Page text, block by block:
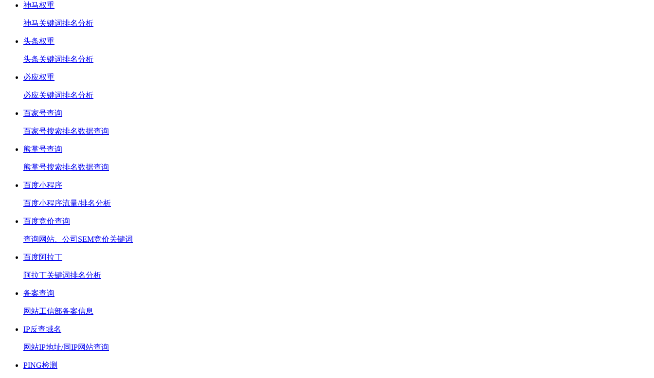
神马权重
神马关键词排名分析
头条权重
头条关键词排名分析
必应权重
必应关键词排名分析
百家号查询
百家号搜索排名数据查询
熊掌号查询
熊掌号搜索排名数据查询
百度小程序
百度小程序流量/排名分析
百度竞价查询
查询网站、公司SEM竞价关键词
百度阿拉丁
阿拉丁关键词排名分析
备案查询
网站工信部备案信息
IP反查域名
网站IP地址/同IP网站查询
PING检测